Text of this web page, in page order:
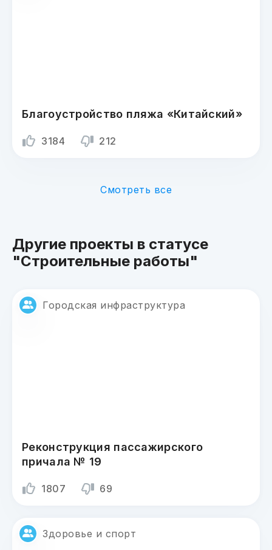
Благоустройство пляжа «Китайский»
3184 212
Смотреть все
Другие проекты в статусе
"Строительные работы"
Городская инфраструктура
Реконструкция пассажирского
причала № 19
1807 69
Здоровье и спорт